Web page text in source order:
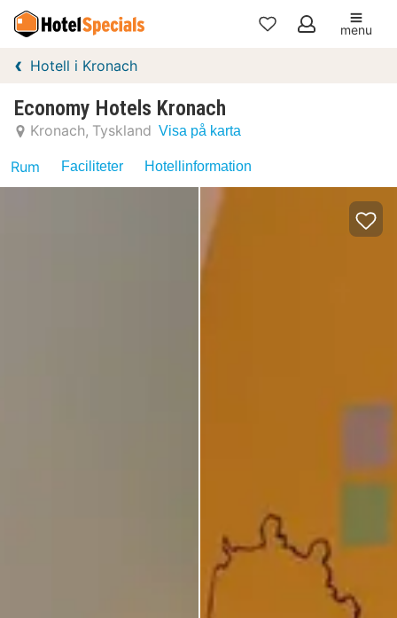
Mina
menu
Hotell i Kronach
Economy Hotels Kronach
Kronach Tyskland Visa på karta
Rum Faciliteter Hotellinformation